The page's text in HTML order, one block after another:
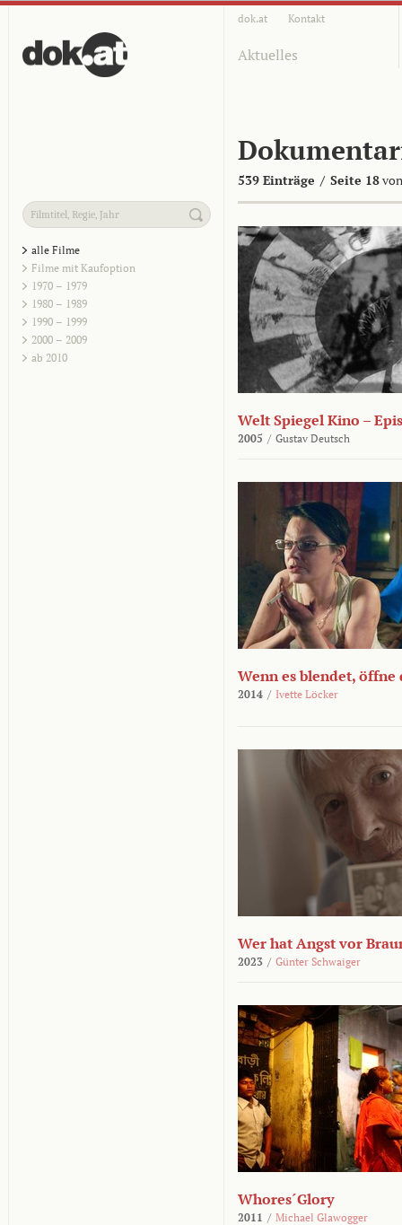
dok.at Kontakt
Aktuelles
539 Einträge / Seite 18
alle Filme
Filme mit Kaufoption
1970 – 1979
1980 – 1989
1990 – 1999
2000 – 2009
ab 2010
Welt Spiegel Kino –
2005 / Gustav Deutsch
Wenn es blendet, öffne
2014 / Ivette Löcker
Wer hat Angst vor
2023 / Günter Schwaiger
Whores´Glory
2011 / Michael Glawogger